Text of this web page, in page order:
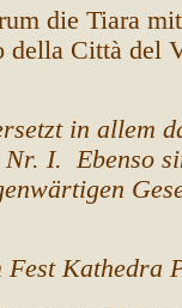
die Tiara
Città del
in allem
Nr. I. Ebenso
Fest